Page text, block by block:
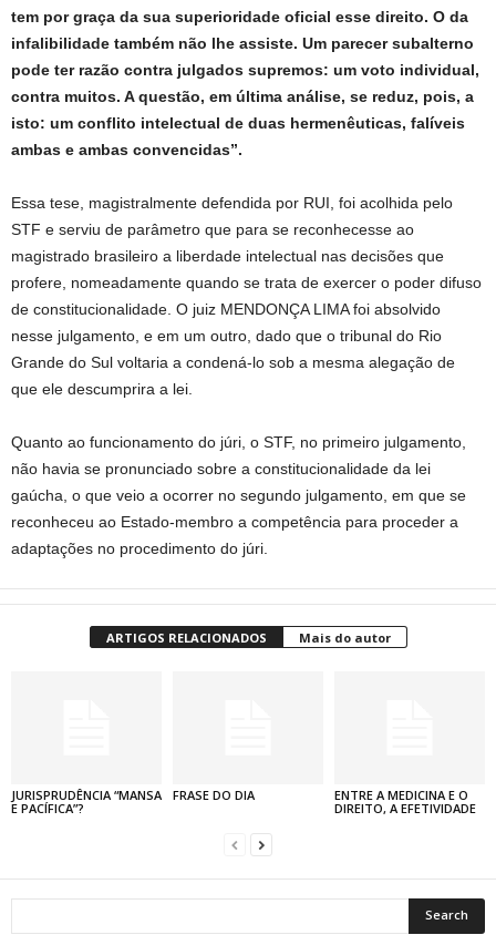
tem por graça da sua superioridade oficial esse direito. O da
infalibilidade também não lhe assiste. Um parecer subalterno
pode ter razão contra julgados supremos: um voto individual,
contra muitos. A questão, em última análise, se reduz, pois, a
isto: um conflito intelectual de duas hermenêuticas, falíveis
ambas e ambas convencidas”.
Essa tese, magistralmente defendida por RUI, foi acolhida pelo
STF e serviu de parâmetro que para se reconhecesse ao
magistrado brasileiro a liberdade intelectual nas decisões que
profere, nomeadamente quando se trata de exercer o poder difuso
de constitucionalidade. O juiz MENDONÇA LIMA foi absolvido
nesse julgamento, e em um outro, dado que o tribunal do Rio
Grande do Sul voltaria a condená-lo sob a mesma alegação de
que ele descumprira a lei.
Quanto ao funcionamento do júri, o STF, no primeiro julgamento,
não havia se pronunciado sobre a constitucionalidade da lei
gaúcha, o que veio a ocorrer no segundo julgamento, em que se
reconheceu ao Estado-membro a competência para proceder a
adaptações no procedimento do júri.
ARTIGOS RELACIONADOS Mais do autor
JURISPRUDÊNCIA “MANSA
E PACÍFICA”?
FRASE DO DIA
ENTRE A MEDICINA E O
DIREITO, A EFETIVIDADE